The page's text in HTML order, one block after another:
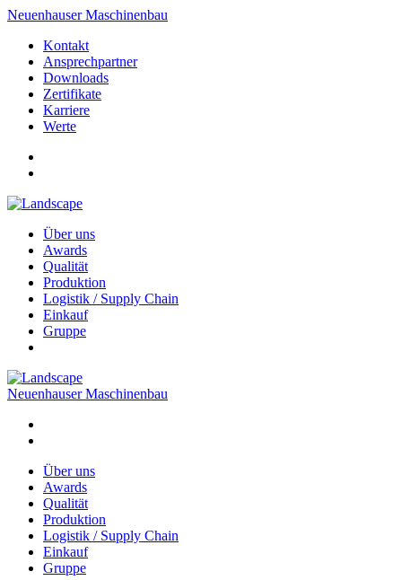
Neuenhauser Maschinenbau
Kontakt
Ansprechpartner
Downloads
Zertifikate
Karriere
Werte
Über uns
Awards
Qualität
Produktion
Logistik / Supply Chain
Einkauf
Gruppe
Neuenhauser Maschinenbau
Über uns
Awards
Qualität
Produktion
Logistik / Supply Chain
Einkauf
Gruppe